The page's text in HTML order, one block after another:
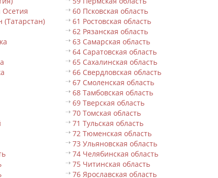
Осетия
(Татарстан)
60 Псковская область
61 Ростовская область
62 Рязанская область
63 Самарская область
64 Саратовская область
65 Сахалинская область
66 Свердловская область
67 Смоленская область
68 Тамбовская область
69 Тверская область
70 Томская область
71 Тульская область
72 Тюменская область
73 Ульяновская область
74 Челябинская область
75 Читинская область
76 Ярославская область